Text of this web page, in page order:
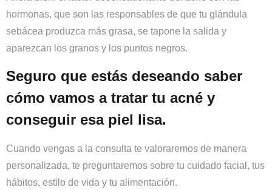
hormonas, que son las responsables de que tu glándula
sebácea produzca más grasa, se tapone la salida y
aparezcan los granos y los puntos negros.
Seguro que estás deseando saber
cómo vamos a tratar tu acné y
conseguir esa piel lisa.
Cuando vengas a la consulta te valoraremos de manera
personalizada, te preguntaremos sobre tu cuidado facial, tus
hábitos, estilo de vida y tu alimentación.